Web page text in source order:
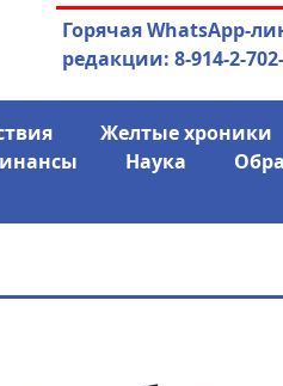
04.08.2026Маски
заявил о
Горячая WhatsApp-
редакции: 8-914-2-
Желтые хроники
Наука